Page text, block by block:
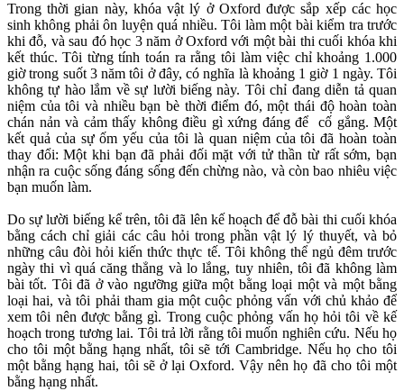
Trong thời gian này, khóa vật lý ở Oxford được sắp xếp các học
sinh không phải ôn luyện quá nhiều. Tôi làm một bài kiểm tra trước
khi đỗ, và sau đó học 3 năm ở Oxford với một bài thi cuối khóa khi
kết thúc. Tôi từng tính toán ra rằng tôi làm việc chỉ khoảng 1.000
giờ trong suốt 3 năm tôi ở đây, có nghĩa là khoảng 1 giờ 1 ngày. Tôi
không tự hào lắm về sự lười biếng này. Tôi chỉ đang diễn tả quan
niệm của tôi và nhiều bạn bè thời điểm đó, một thái độ hoàn toàn
chán nản và cảm thấy không điều gì xứng đáng để cố gắng. Một
kết quả của sự ốm yếu của tôi là quan niệm của tôi đã hoàn toàn
thay đổi: Một khi bạn đã phải đối mặt với tử thần từ rất sớm, bạn
nhận ra cuộc sống đáng sống đến chừng nào, và còn bao nhiêu việc
bạn muốn làm.
Do sự lười biếng kể trên, tôi đã lên kế hoạch để đỗ bài thi cuối khóa
bằng cách chỉ giải các câu hỏi trong phần vật lý lý thuyết, và bỏ
những câu đòi hỏi kiến thức thực tế. Tôi không thể ngủ đêm trước
ngày thi vì quá căng thẳng và lo lắng, tuy nhiên, tôi đã không làm
bài tốt. Tôi đã ở vào ngưỡng giữa một bằng loại một và một bằng
loại hai, và tôi phải tham gia một cuộc phỏng vấn với chủ khảo để
xem tôi nên được bằng gì. Trong cuộc phỏng vấn họ hỏi tôi về kế
hoạch trong tương lai. Tôi trả lời rằng tôi muốn nghiên cứu. Nếu họ
cho tôi một bằng hạng nhất, tôi sẽ tới Cambridge. Nếu họ cho tôi
một bằng hạng hai, tôi sẽ ở lại Oxford. Vậy nên họ đã cho tôi một
bằng hạng nhất.